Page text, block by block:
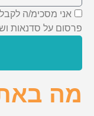
אני מסכימ/ה לקבל
פרסום על סדנאות
מה